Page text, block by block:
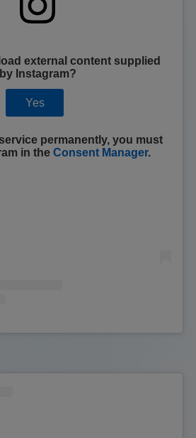
external content supplied
by Instagram?
Yes
permanently, you must
in the Consent Manager.